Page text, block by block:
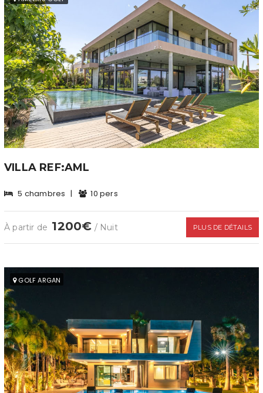
VILLA REF:AML
5 chambres | 10 pers
À partir de 1200€ / Nuit PLUS DE DÉTAILS
GOLF ARGAN